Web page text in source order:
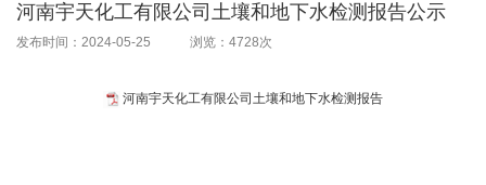
河南宇天化工有限公司土壤和地下水检测报告公示
发布时间：2024-05-25 浏览：4728次
河南宇天化工有限公司土壤和地下水检测报告